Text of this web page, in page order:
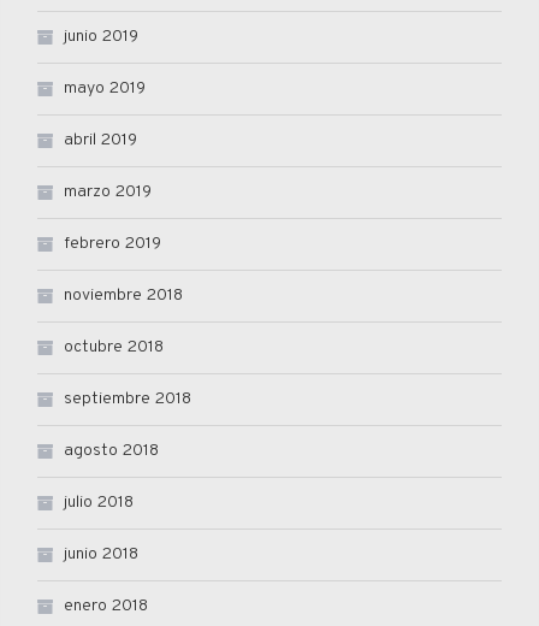
junio 2019
mayo 2019
abril 2019
marzo 2019
febrero 2019
noviembre 2018
octubre 2018
septiembre 2018
agosto 2018
julio 2018
junio 2018
enero 2018